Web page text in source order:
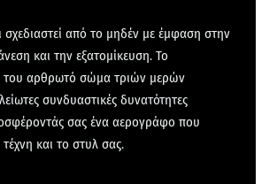
σχεδιαστεί από το μηδέν με έμφαση στην
και την εξατομίκευση. Το
του αρθρωτό σώμα τριών μερών
συνδυαστικές δυνατότητες
σας ένα αερογράφο που
και το στυλ σας.